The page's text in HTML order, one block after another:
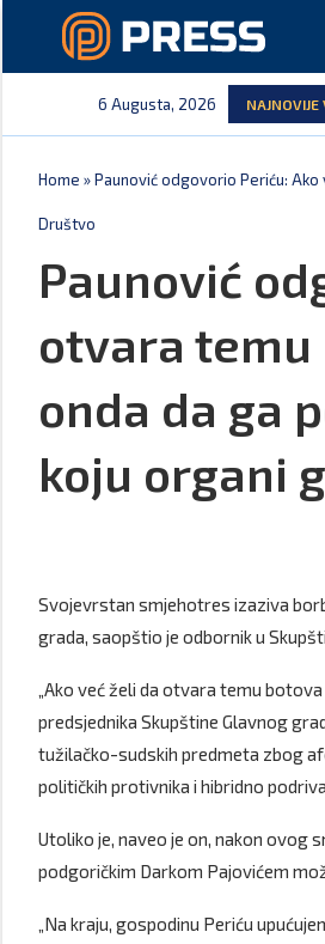
6 Augusta, 2026 NAJNOVIJE
Home »Paunović odgovorio Periću:
Društvo
Paunović
otvara
onda da ga
koju organi
Svojevrstan smjehotres izaziva
grada, saopštio je odbornik u
„Ako već želi da otvara temu
predsjednika Skupštine Glavnog
tužilačko-sudskih predmeta zbog
političkih protivnika i hibridno
Utoliko je, naveo je on, nakon ovog
podgoričkim Darkom Pajovićem
„Na kraju, gospodinu Periću